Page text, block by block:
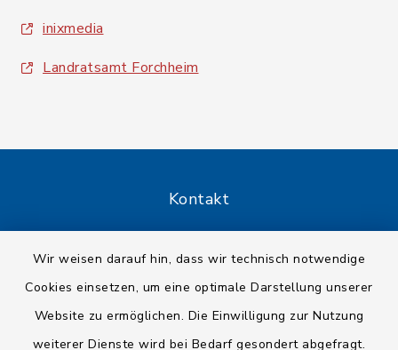
Wir weisen darauf hin, dass wir technisch notwendige
Cookies einsetzen, um eine optimale Darstellung unserer
Website zu ermöglichen. Die Einwilligung zur Nutzung
weiterer Dienste wird bei Bedarf gesondert abgefragt.
inixmedia
Landratsamt Forchheim
Kontakt
Datenschutz
Impressum